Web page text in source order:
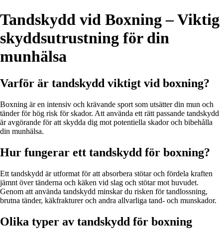
Tandskydd vid Boxning – Viktig
skyddsutrustning för din
munhälsa
Varför är tandskydd viktigt vid boxning?
Boxning är en intensiv och krävande sport som utsätter din mun och
tänder för hög risk för skador. Att använda ett rätt passande tandskydd
är avgörande för att skydda dig mot potentiella skador och bibehålla
din munhälsa.
Hur fungerar ett tandskydd för boxning?
Ett tandskydd är utformat för att absorbera stötar och fördela kraften
jämnt över tänderna och käken vid slag och stötar mot huvudet.
Genom att använda tandskydd minskar du risken för tandlossning,
brutna tänder, käkfrakturer och andra allvarliga tand- och munskador.
Olika typer av tandskydd för boxning